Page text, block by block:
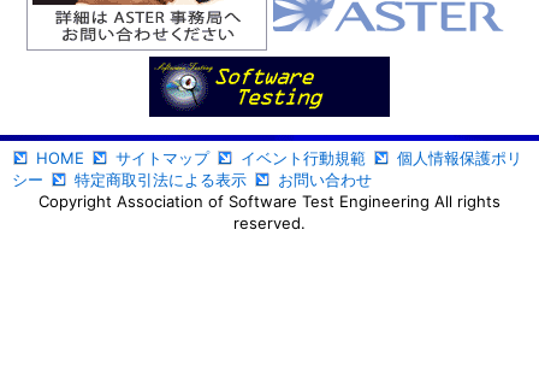
HOME サイトマップ イベント行動規範
個人情報保護ポリ
シー
特定商取引法による表示
お問い合わせ
Copyright Association of Software Test Engineering All rights
reserved.